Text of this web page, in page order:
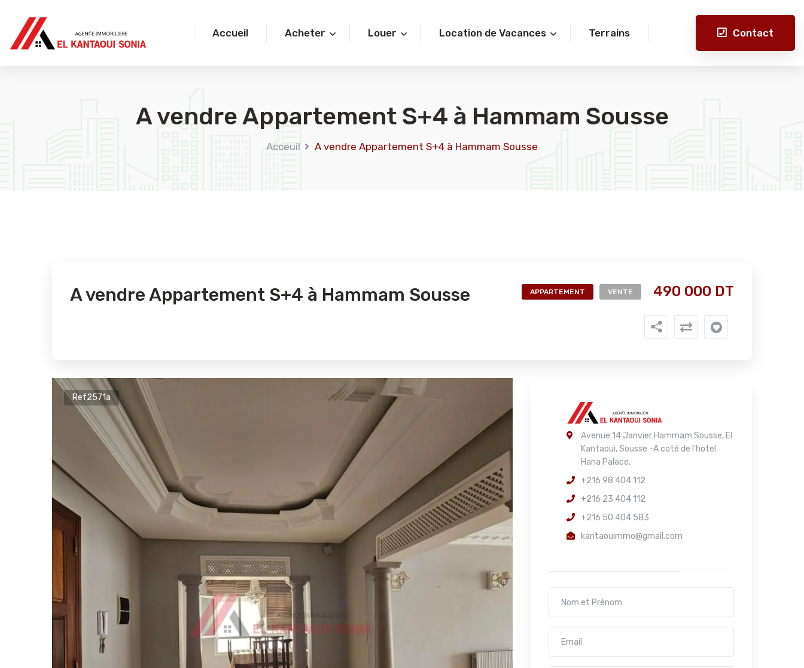
Accueil Acheter Louer Location de Vacances Terrains Contact
A vendre Appartement S+4 à Hammam Sousse
Acceuil A vendre Appartement S+4 à Hammam Sousse
A vendre Appartement S+4 à Hammam Sousse APPARTEMENT VENTE 490 000 DT
Ref2571a
Avenue 14 Janvier Hammam Sousse, El
Kantaoui, Sousse -A coté de l'hotel
Hana Palace.
+216 98 404 112
+216 23 404 112
+216 50 404 583
kantaouimmo@gmail.com